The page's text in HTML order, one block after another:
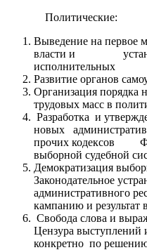
Политические:
Выведение на первое
власти и
исполнительных
Развитие органов
Организация порядка
трудовых масс в
Разработка и
новых
прочих кодексов
выборной судебной
Демократизация
Законодательное
административного
кампанию и результат
Свобода слова и
Цензура
конкретно по